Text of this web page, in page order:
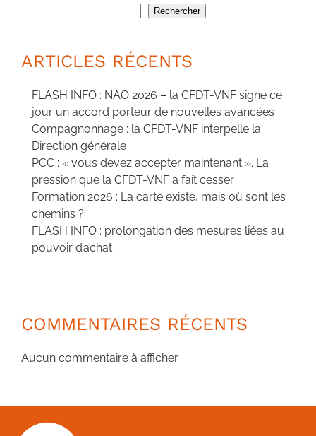
Rechercher
ARTICLES RÉCENTS
FLASH INFO : NAO 2026 – la CFDT-VNF signe ce
jour un accord porteur de nouvelles avancées
Compagnonnage : la CFDT-VNF interpelle la
Direction générale
PCC : « vous devez accepter maintenant ». La
pression que la CFDT-VNF a fait cesser
Formation 2026 : La carte existe, mais où sont les
chemins ?
FLASH INFO : prolongation des mesures liées au
pouvoir d’achat
COMMENTAIRES RÉCENTS
Aucun commentaire à afficher.